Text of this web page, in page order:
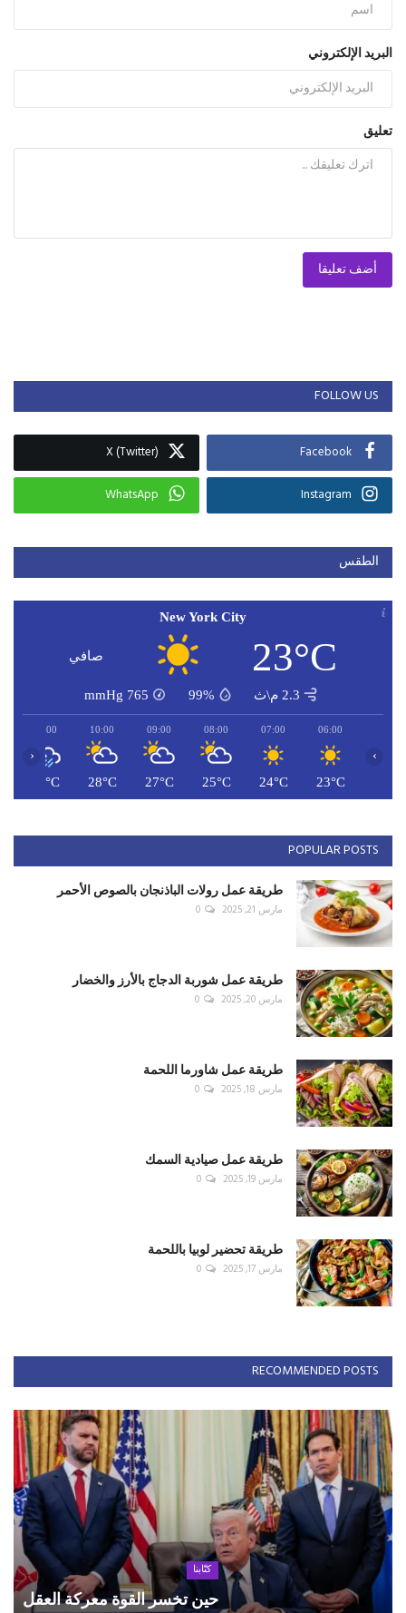
البريد الإلكتروني
تعليق
أضف تعليقا
FOLLOW US
Facebook
X (Twitter)
Instagram
WhatsApp
الطقس
New York City
23°C صافي
2.3 م\ث 99%
765
mmHg
06:00
23°C
07:00
24°C
08:00
25°C
09:00
27°C
10:00
28°C
11:00
29°C
‹ ›
POPULAR POSTS
طريقة عمل رولات الباذنجان بالصوص الأحمر
مارس 21, 2025 0
طريقة عمل شوربة الدجاج بالأرز والخضار
مارس 20, 2025 0
طريقة عمل شاورما اللحمة
مارس 18, 2025 0
طريقة عمل صيادية السمك
مارس 19, 2025 0
طريقة تحضير لوبيا باللحمة
مارس 17, 2025 0
RECOMMENDED POSTS
كتّابنا
حين تخسر القوة معركة العقل